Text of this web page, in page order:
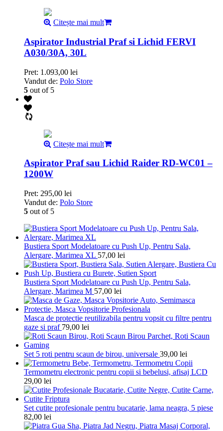
Citește mai mult
Aspirator Industrial Praf si Lichid FERVI
A030/30A, 30L
Pret: 1.093,00 lei
Vandut de: Polo Store
5 out of 5
Citește mai mult
Aspirator Praf sau Lichid Raider RD-WC01 –
1200W
Pret: 295,00 lei
Vandut de: Polo Store
5 out of 5
Bustiera Sport Modelatoare cu Push Up, Pentru Sala,
Alergare, Marimea XL 57,00 lei
Bustiera Sport Modelatoare cu Push Up, Pentru Sala,
Alergare, Marimea M 57,00 lei
Masca de protectie reutilizabila pentru vopsit cu filtre pentru
gaze si praf 79,00 lei
Set 5 roti pentru scaun de birou, universale 39,00 lei
Termometru electronic pentru copii si bebelusi, afisaj LCD
29,00 lei
Set cutite profesionale pentru bucatarie, lama neagra, 5 piese
82,00 lei